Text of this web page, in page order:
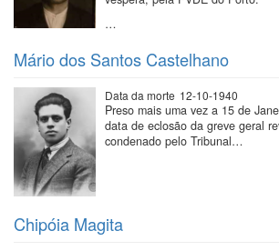
…
Mário dos Santos Castelhano
Data da morte 12-10-1940
Preso mais uma vez a 15 de
data de eclosão da greve geral
condenado pelo Tribunal…
Chipóia Magita